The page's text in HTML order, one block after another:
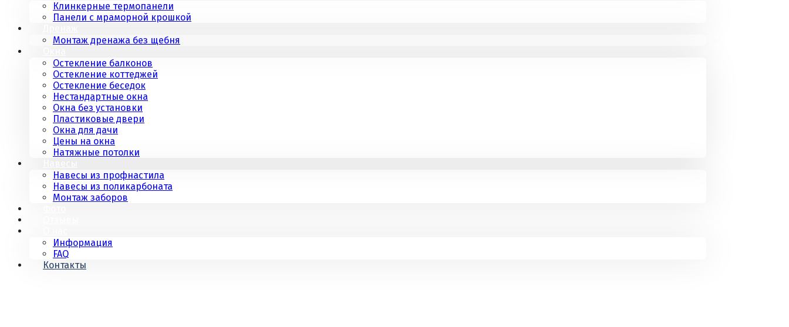
Клинкерные термопанели
Панели с мраморной крошкой
Монтаж дренажа без щебня
Остекление балконов
Остекление коттеджей
Остекление беседок
Нестандартные окна
Окна без установки
Пластиковые двери
Окна для дачи
Цены на окна
Натяжные потолки
Навесы из профнастила
Навесы из поликарбоната
Монтаж заборов
Информация
FAQ
Контакты